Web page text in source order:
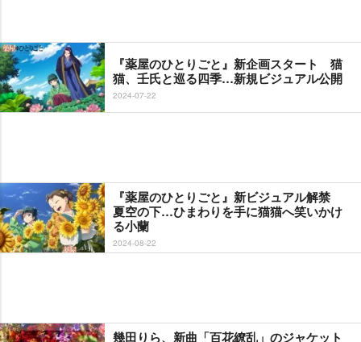
『薬屋のひとりごと』新企画スタート 猫
猫、壬氏と巡る四季…新規ビジュアル公開
2024-07-22
『薬屋のひとりごと』新ビジュアル解禁
夏空の下…ひまわりを手に猫猫へ笑いかけ
る小蘭
2024-08-22
幾田りら、新曲「百花繚乱」のジャケット